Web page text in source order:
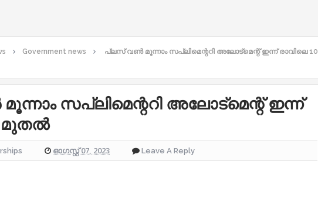
Government news
പ്ലസ് വണ്‍ മൂന്നാം സപ്ലിമെന്ററി അലോട്മെന്റ് ഇന്ന് രാവിലെ 10
സപ്ലിമെന്ററി അലോട്മെന്റ് ഇന്ന്
മുതല്‍
ഓഗസ്റ്റ് 07, 2023 Leave A Reply